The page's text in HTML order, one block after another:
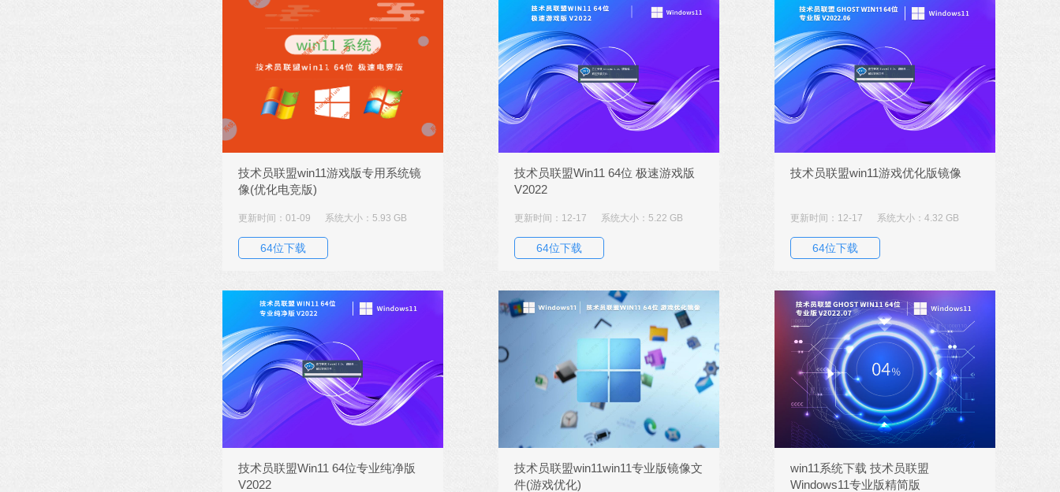
技术员联盟win11游戏版专用系统镜
像(优化电竞版)
更新时间：01-09 系统大小：5.93 GB
64位下载
技术员联盟Win11 64位 极速游戏版
V2022
更新时间：12-17 系统大小：5.22 GB
64位下载
技术员联盟win11游戏优化版镜像
更新时间：12-17 系统大小：4.32 GB
64位下载
技术员联盟Win11 64位专业纯净版
V2022
技术员联盟win11win11专业版镜像文
件(游戏优化)
win11系统下载 技术员联盟
Windows11专业版精简版